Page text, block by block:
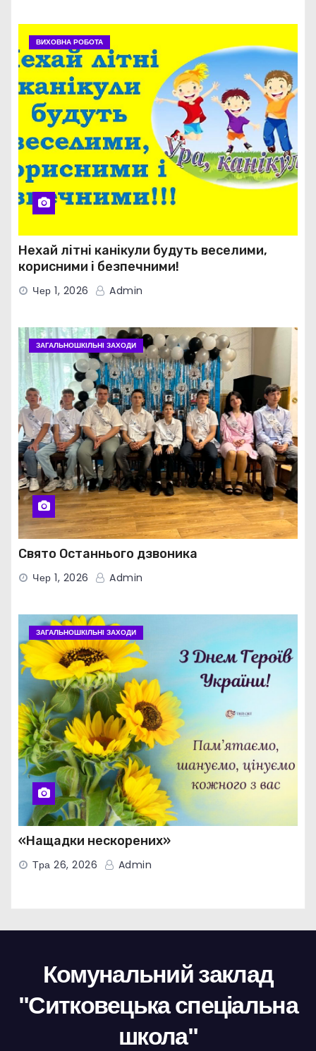
ВИХОВНА РОБОТА
Нехай літні канікули будуть веселими,
корисними і безпечними!
Чер 1, 2026 Admin
ЗАГАЛЬНОШКІЛЬНІ ЗАХОДИ
Свято Останнього дзвоника
Чер 1, 2026 Admin
ЗАГАЛЬНОШКІЛЬНІ ЗАХОДИ
«Нащадки нескорених»
Тра 26, 2026 Admin
Комунальний заклад
"Ситковецька спеціальна
школа"